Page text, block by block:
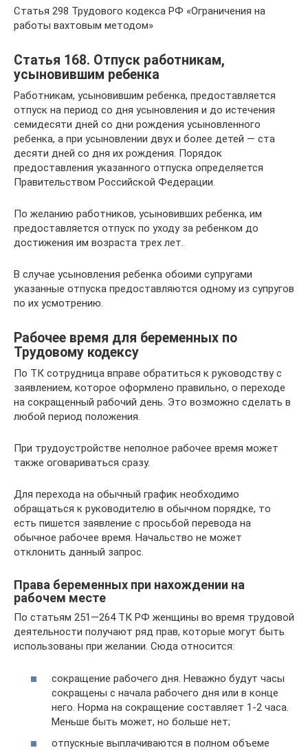
Статья 298 Трудового кодекса РФ «Ограничения на
работы вахтовым методом»
Статья 168. Отпуск работникам,
усыновившим ребенка
Работникам, усыновившим ребенка, предоставляется
отпуск на период со дня усыновления и до истечения
семидесяти дней со дни рождения усыновленного
ребенка, а при усыновлении двух и более детей — ста
десяти дней со дня их рождения. Порядок
предоставления указанного отпуска определяется
Правительством Российской Федерации.
По желанию работников, усыновивших ребенка, им
предоставляется отпуск по уходу за ребенком до
достижения им возраста трех лет.
В случае усыновления ребенка обоими супругами
указанные отпуска предоставляются одному из супругов
по их усмотрению.
Рабочее время для беременных по
Трудовому кодексу
По ТК сотрудница вправе обратиться к руководству с
заявлением, которое оформлено правильно, о переходе
на сокращенный рабочий день. Это возможно сделать в
любой период положения.
При трудоустройстве неполное рабочее время может
также оговариваться сразу.
Для перехода на обычный график необходимо
обращаться к руководителю в обычном порядке, то
есть пишется заявление с просьбой перевода на
обычное рабочее время. Начальство не может
отклонить данный запрос.
Права беременных при нахождении на
рабочем месте
По статьям 251—264 ТК РФ женщины во время трудовой
деятельности получают ряд прав, которые могут быть
использованы при желании. Сюда относится:
сокращение рабочего дня. Неважно будут часы
сокращены с начала рабочего дня или в конце
него. Норма на сокращение составляет 1-2 часа.
Меньше быть может, но больше нет;
отпускные выплачиваются в полном объеме